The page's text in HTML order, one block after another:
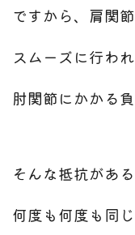
ですから、肩関
スムーズに行わ
肘関節にかかる
そんな抵抗があ
何度も何度も同